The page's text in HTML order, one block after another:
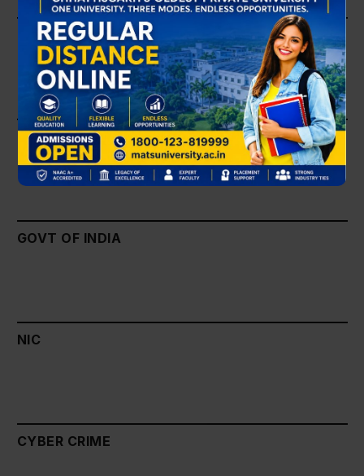
GOVT OF INDIA
UP GOVT
GOVT OF INDIA
NIC
CYBER CRIME